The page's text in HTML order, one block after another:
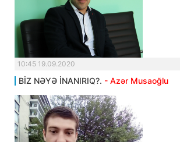
10:45 19.09.2020
BİZ NƏYƏ İNANIRIQ?. - Azər Musaoğlu